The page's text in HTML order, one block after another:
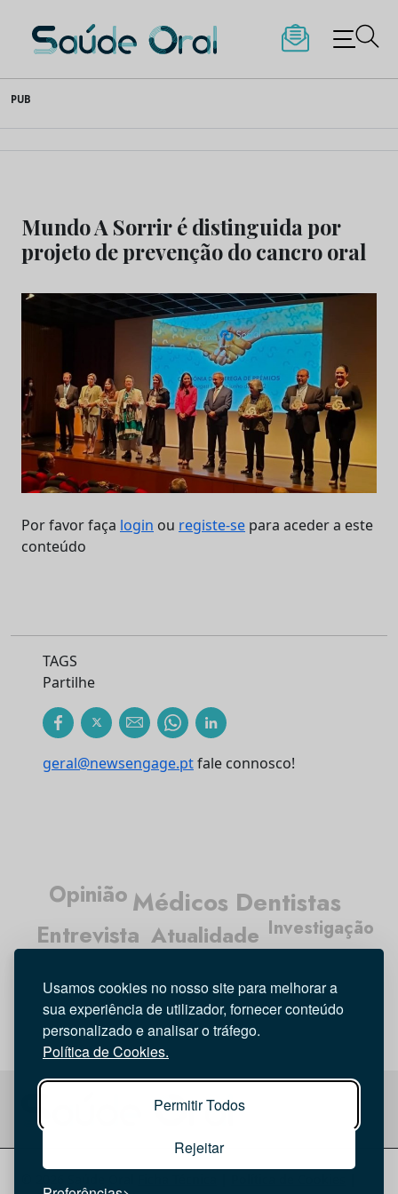
Usamos cookies no nosso site para melhorar a
sua experiência de utilizador, fornecer conteúdo
personalizado e analisar o tráfego.
Política de Cookies.
Permitir Todos
Rejeitar
to
content
Saúde Oral
PUB
Mundo A Sorrir é distinguida por
projeto de prevenção do cancro oral
Por favor faça login ou registe-se para aceder a este
conteúdo
TAGS
Partilhe
geral@newsengage.ptfale connosco!
Atualidade
Médicos Dentistas
Higiene Oral
Entrevista
Opinião
Tecnologia
Investigação